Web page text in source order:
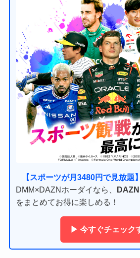
【スポーツが月3480円で見放題】
DMM×DAZNホーダイなら、
をまとめてお得に楽しめる！
▶ 今すぐチェック